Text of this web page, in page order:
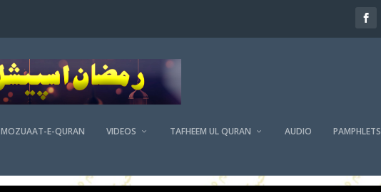
MOZUAAT-E-QURAN VIDEOS TAFHEEM UL QURAN AUDIO PAMPHLETS